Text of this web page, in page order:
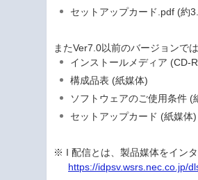
セットアップカード.pdf (約
またVer7.0以前のバージョンで
インストールメディア (CD-
構成品表 (紙媒体)
ソフトウェアのご使用条件 (
セットアップカード (紙媒体)
※ I 配信とは、製品媒体をイン
https://idpsv.wsrs.nec.co.jp/